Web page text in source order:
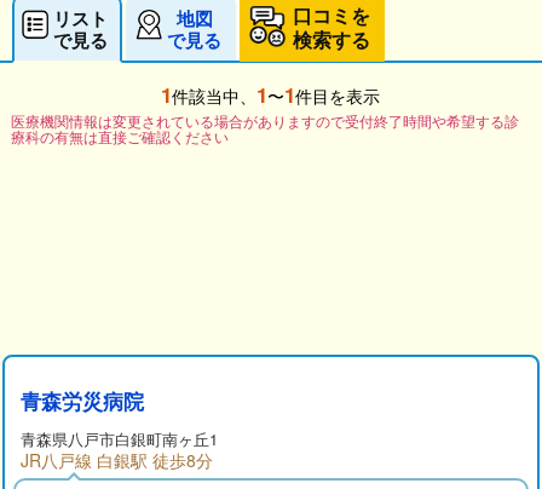
リスト
で見る
地図
で見る
口コミを
検索する
1件該当中、 1〜1件目を表示
医療機関情報は変更されている場合がありますので受付終了時間や希望する診
療科の有無は直接ご確認ください
青森労災病院
青森県八戸市白銀町南ヶ丘1
JR八戸線 白銀駅 徒歩8分